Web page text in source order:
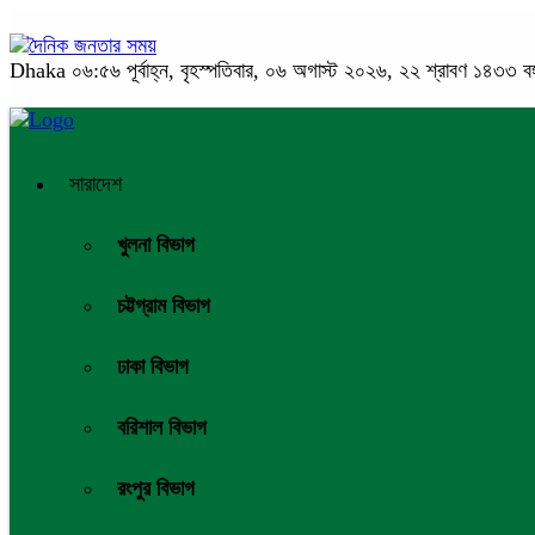
Dhaka ০৬:৫৬ পূর্বাহ্ন, বৃহস্পতিবার, ০৬ অগাস্ট ২০২৬, ২২ শ্রাবণ ১৪৩৩
সারাদেশ
খুলনা বিভাগ
চট্টগ্রাম বিভাগ
ঢাকা বিভাগ
বরিশাল বিভাগ
রংপুর বিভাগ